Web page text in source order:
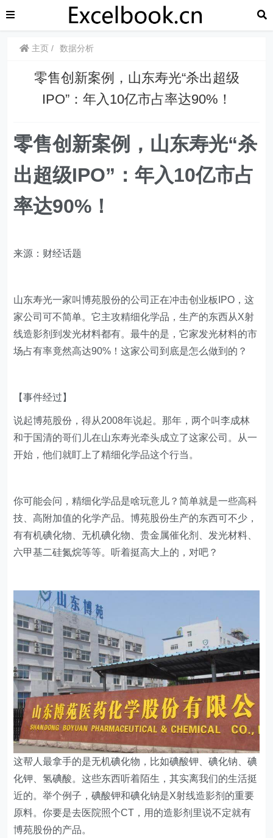
主页 数据分析
​​零售创新案例，山东寿光“杀出超级
IPO”：年入10亿市占率达90%！
零售创新案例，山东寿光“杀
出超级IPO”：年入10亿市占
率达90%！
来源：财经话题
山东寿光一家叫博苑股份的公司正在冲击创业板IPO，这
家公司可不简单。它主攻精细化学品，生产的东西从X射
线造影剂到发光材料都有。最牛的是，它家发光材料的市
场占有率竟然高达90%！这家公司到底是怎么做到的？
【事件经过】
说起博苑股份，得从2008年说起。那年，两个叫李成林
和于国清的哥们儿在山东寿光牵头成立了这家公司。从一
开始，他们就盯上了精细化学品这个行当。
你可能会问，精细化学品是啥玩意儿？简单就是一些高科
技、高附加值的化学产品。博苑股份生产的东西可不少，
有有机碘化物、无机碘化物、贵金属催化剂、发光材料、
六甲基二硅氮烷等等。听着挺高大上的，对吧？
这帮人最拿手的是无机碘化物，比如碘酸钾、碘化钠、碘
化钾、氢碘酸。这些东西听着陌生，其实离我们的生活挺
近的。举个例子，碘酸钾和碘化钠是X射线造影剂的重要
原料。你要是去医院照个CT，用的造影剂里说不定就有
博苑股份的产品。